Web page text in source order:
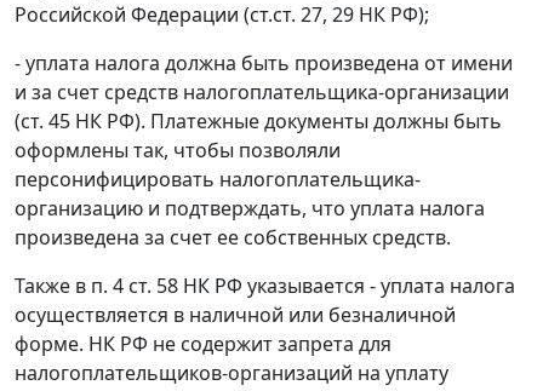
Российской Федерации (ст.ст. 27, 29 НК РФ);
- уплата налога должна быть произведена от имени
и за счет средств налогоплательщика-организации
(ст. 45 НК РФ). Платежные документы должны быть
оформлены так, чтобы позволяли
персонифицировать налогоплательщика-
организацию и подтверждать, что уплата налога
произведена за счет ее собственных средств.
Также в п. 4 ст. 58 НК РФ указывается - уплата налога
осуществляется в наличной или безналичной
форме. НК РФ не содержит запрета для
налогоплательщиков-организаций на уплату